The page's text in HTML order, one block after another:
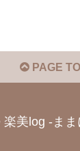
PAGE
楽美log -ま